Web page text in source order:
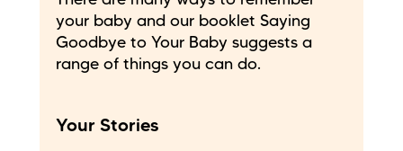
your baby and our booklet Saying
Goodbye to Your Baby suggests a
range of things you can do.
Your Stories